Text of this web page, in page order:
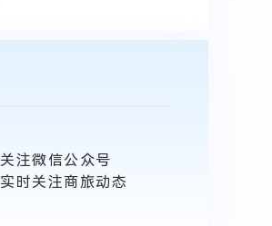
关注微信公众号
实时关注商旅动态